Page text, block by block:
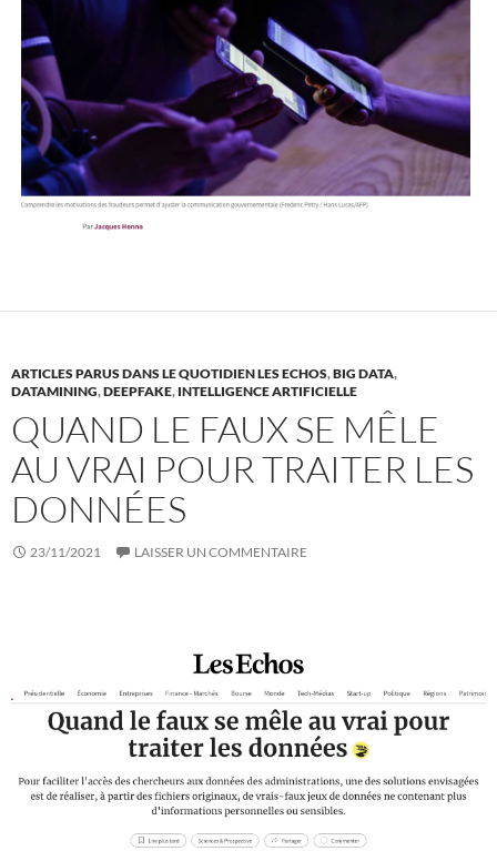
ARTICLES PARUS DANS LE QUOTIDIEN LES ECHOS,BIG DATA,
DATAMINING,DEEPFAKE, INTELLIGENCE ARTIFICIELLE
QUAND LE FAUX SE MÊLE
AU VRAI POUR TRAITER LES
DONNÉES
23/11/2021 LAISSER UN COMMENTAIRE